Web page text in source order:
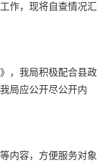
作，现将自查情况汇
，我局积极配合县政
局应公开尽公开内
内容，方便服务对象